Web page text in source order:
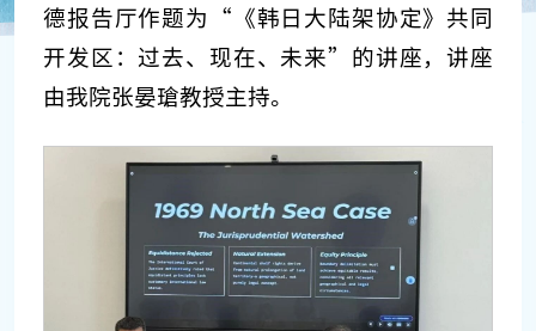
德报告厅作题为“《韩日大陆架协定》共同
开发区：过去、现在、未来”的讲座，讲座
由我院张晏瑲教授主持。